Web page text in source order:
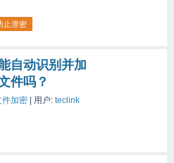
止泄密
自动识别并加
件吗？
件加密 用户: teclink